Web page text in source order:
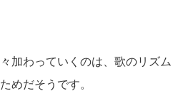
加わっていくのは、歌のリズム
めだそうです。